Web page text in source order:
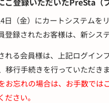
（金）にカートシステムを
登録されたお客様は、新シス
れる会員様は、上記ログイ
移行手続きを行っていただき
忘れの場合は、お手数ではご
さい。